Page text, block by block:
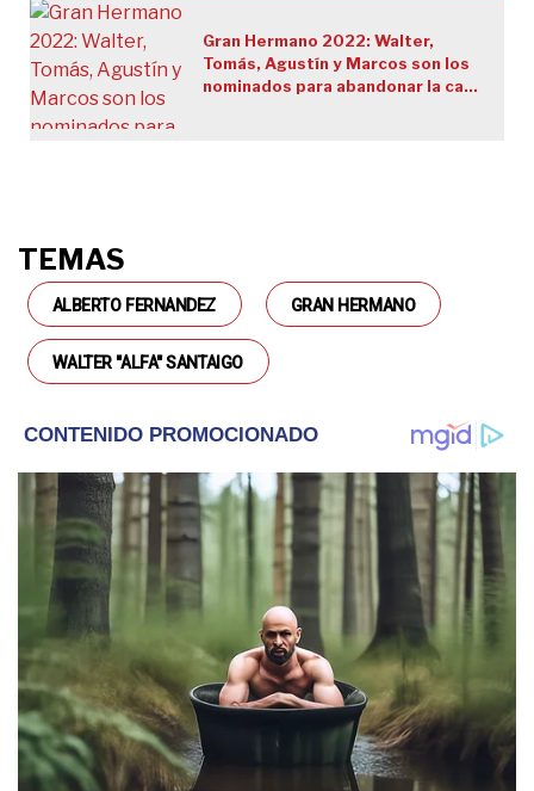
Gran Hermano 2022: Walter,
Tomás, Agustín y Marcos son los
nominados para abandonar la casa
TEMAS
ALBERTO FERNANDEZ GRAN HERMANO
WALTER "ALFA" SANTAIGO